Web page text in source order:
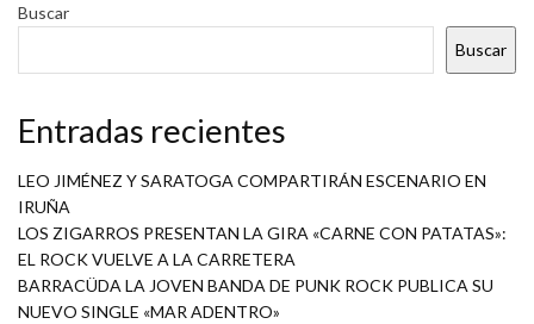
Buscar
Buscar
Entradas recientes
LEO JIMÉNEZ Y SARATOGA COMPARTIRÁN ESCENARIO EN
IRUÑA
LOS ZIGARROS PRESENTAN LA GIRA «CARNE CON PATATAS»:
EL ROCK VUELVE A LA CARRETERA
BARRACÜDA LA JOVEN BANDA DE PUNK ROCK PUBLICA SU
NUEVO SINGLE «MAR ADENTRO»